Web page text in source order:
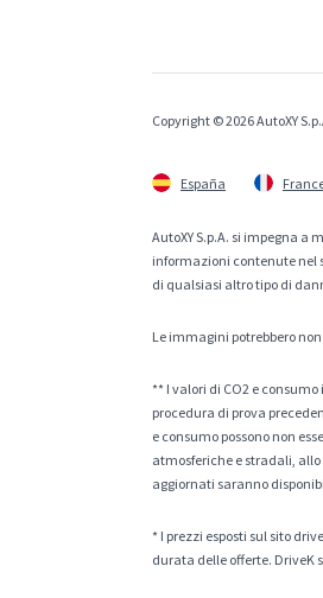
Copyright © 2026 AutoXY
España
AutoXY S.p.A. si impegna
informazioni contenute nel
di qualsiasi altro tipo di
Le immagini potrebbero
** I valori di CO2 e
procedura di prova
e consumo possono non
atmosferiche e stradali,
aggiornati saranno
* I prezzi esposti sul sito
durata delle offerte. DriveK